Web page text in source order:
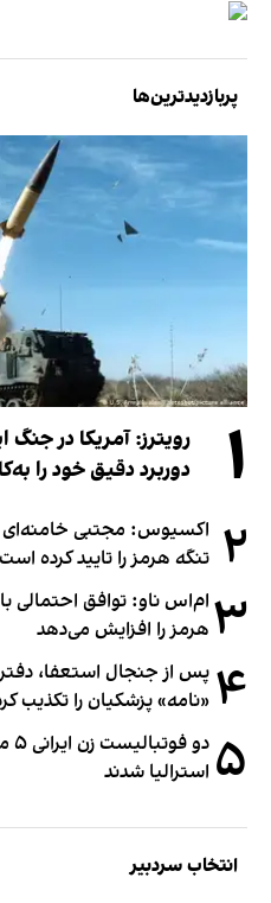
پربازدیدترین‌ها
۱
رویترز: آمریکا در
دوربرد دقیق خود را
۲ اکسیوس: مجتبی خامنه‌ای
تنگه هرمز را تایید کرده است
۳ ام‌اس ناو: توافق احتمالی
هرمز را افزایش می‌دهد
۴ پس از جنجال استعفا،
«نامه» پزشکیان را تکذیب
۵ استرالیا شدند
انتخاب سردبیر